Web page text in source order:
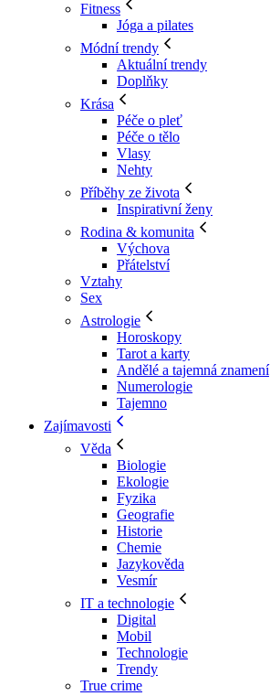
Fitness
Jóga a pilates
Módní trendy
Aktuální trendy
Doplňky
Krása
Péče o pleť
Péče o tělo
Vlasy
Nehty
Příběhy ze života
Inspirativní ženy
Rodina & komunita
Výchova
Přátelství
Vztahy
Sex
Astrologie
Horoskopy
Tarot a karty
Andělé a tajemná znamení
Numerologie
Tajemno
Zajímavosti
Věda
Biologie
Ekologie
Fyzika
Geografie
Historie
Chemie
Jazykověda
Vesmír
IT a technologie
Digital
Mobil
Technologie
Trendy
True crime